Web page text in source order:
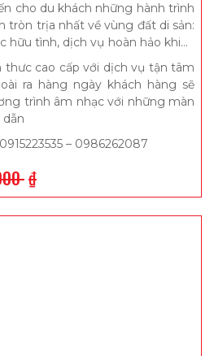
cho du khách những hành trình
tròn trịa nhất về vùng đất di sản:
hữu tình, dịch vụ hoàn hảo khiến
chỉ ở thị giác, khứu giác,
thưc cao cấp với dịch vụ tận tâm
ra hàng ngày khách hàng sẽ
trình âm nhạc với những màn
– 0986262087
₫